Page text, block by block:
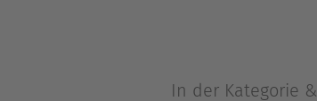
In der Kategorie